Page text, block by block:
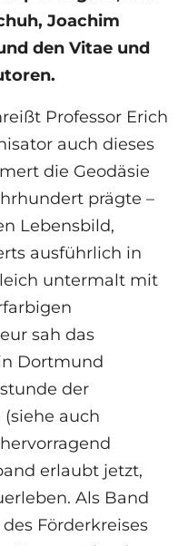
Joachim
den Vitae und
Professor Erich
auch dieses
die Geodäsie
prägte –
Lebensbild,
ausführlich in
untermalt mit
sah das
Dortmund
der
auch
hervorragend
erlaubt jetzt,
Als Band
Förderkreises